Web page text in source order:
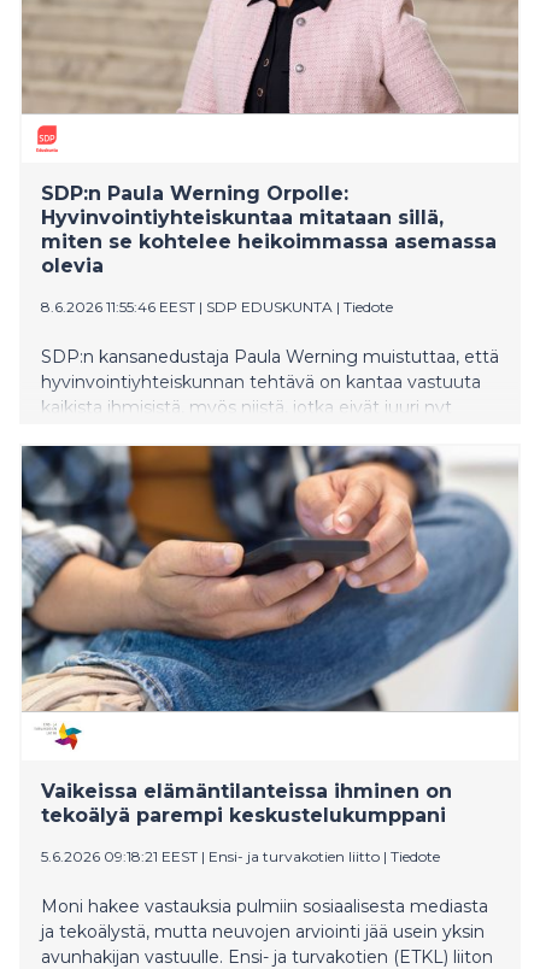
SDP:n Paula Werning Orpolle:
Hyvinvointiyhteiskuntaa mitataan sillä,
miten se kohtelee heikoimmassa asemassa
olevia
8.6.2026 11:55:46 EEST | SDP EDUSKUNTA | Tiedote
SDP:n kansanedustaja Paula Werning muistuttaa, että
hyvinvointiyhteiskunnan tehtävä on kantaa vastuuta
kaikista ihmisistä, myös niistä, jotka eivät juuri nyt
Vaikeissa elämäntilanteissa ihminen on
tekoälyä parempi keskustelukumppani
5.6.2026 09:18:21 EEST | Ensi- ja turvakotien liitto | Tiedote
Moni hakee vastauksia pulmiin sosiaalisesta mediasta
ja tekoälystä, mutta neuvojen arviointi jää usein yksin
avunhakijan vastuulle. Ensi- ja turvakotien (ETKL) liiton